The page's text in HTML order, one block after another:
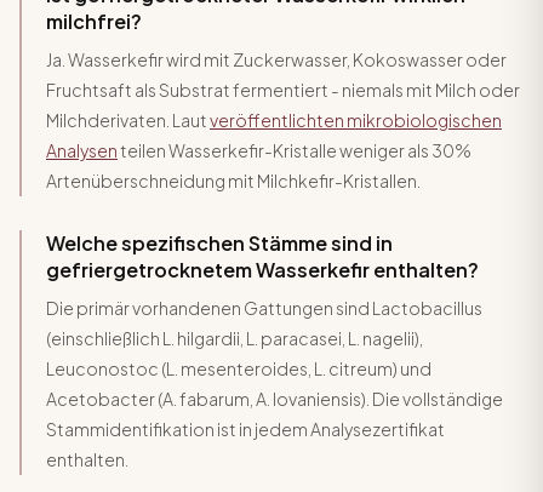
milchfrei?
Ja. Wasserkefir wird mit Zuckerwasser, Kokoswasser oder
Fruchtsaft als Substrat fermentiert - niemals mit Milch oder
Milchderivaten. Lautveröffentlichten mikrobiologischen
Analysenteilen Wasserkefir-Kristalle weniger als 30%
Artenüberschneidung mit Milchkefir-Kristallen.
Welche spezifischen Stämme sind in
gefriergetrocknetem Wasserkefir enthalten?
Die primär vorhandenen Gattungen sind Lactobacillus
(einschließlich L. hilgardii, L. paracasei, L. nagelii),
Leuconostoc (L. mesenteroides, L. citreum) und
Acetobacter (A. fabarum, A. lovaniensis). Die vollständige
Stammidentifikation ist in jedem Analysezertifikat
enthalten.